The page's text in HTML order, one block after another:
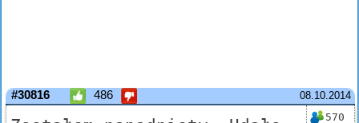
08.10.2014
#30816 486
570